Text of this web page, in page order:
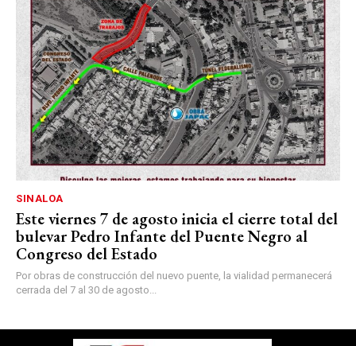
SINALOA
Este viernes 7 de agosto inicia el cierre total del
bulevar Pedro Infante del Puente Negro al
Congreso del Estado
Por obras de construcción del nuevo puente, la vialidad permanecerá
cerrada del 7 al 30 de agosto...